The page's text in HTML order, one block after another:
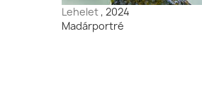
Lehelet, 2024
Madárportré